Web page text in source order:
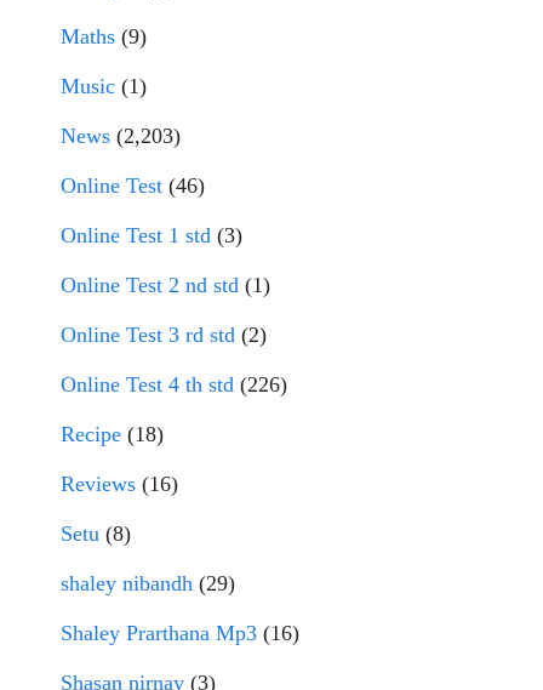
Maths (9)
Music (1)
News (2,203)
Online Test (46)
Online Test 1 std (3)
Online Test 2 nd std (1)
Online Test 3 rd std (2)
Online Test 4 th std (226)
Recipe (18)
Reviews (16)
Setu (8)
shaley nibandh (29)
Shaley Prarthana Mp3 (16)
Shasan nirnay (3)